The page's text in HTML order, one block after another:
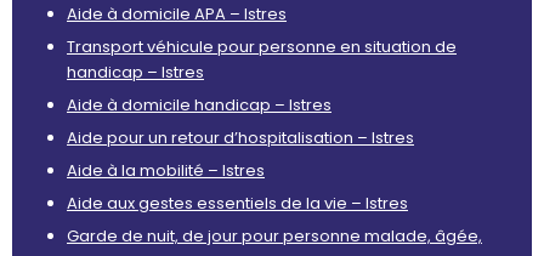
Aide à domicile APA – Istres
Transport véhicule pour personne en situation de
handicap – Istres
Aide à domicile handicap – Istres
Aide pour un retour d’hospitalisation – Istres
Aide à la mobilité – Istres
Aide aux gestes essentiels de la vie – Istres
Garde de nuit, de jour pour personne malade, âgée,